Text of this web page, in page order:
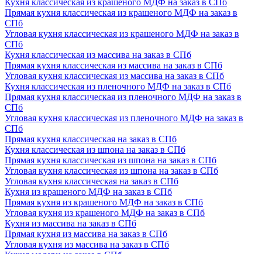
Кухня классическая из крашеного МДФ на заказ в СПб
Прямая кухня классическая из крашеного МДФ на заказ в
СПб
Угловая кухня классическая из крашеного МДФ на заказ в
СПб
Кухня классическая из массива на заказ в СПб
Прямая кухня классическая из массива на заказ в СПб
Угловая кухня классическая из массива на заказ в СПб
Кухня классическая из пленочного МДФ на заказ в СПб
Прямая кухня классическая из пленочного МДФ на заказ в
СПб
Угловая кухня классическая из пленочного МДФ на заказ в
СПб
Прямая кухня классическая на заказ в СПб
Кухня классическая из шпона на заказ в СПб
Прямая кухня классическая из шпона на заказ в СПб
Угловая кухня классическая из шпона на заказ в СПб
Угловая кухня классическая на заказ в СПб
Кухня из крашеного МДФ на заказ в СПб
Прямая кухня из крашеного МДФ на заказ в СПб
Угловая кухня из крашеного МДФ на заказ в СПб
Кухня из массива на заказ в СПб
Прямая кухня из массива на заказ в СПб
Угловая кухня из массива на заказ в СПб